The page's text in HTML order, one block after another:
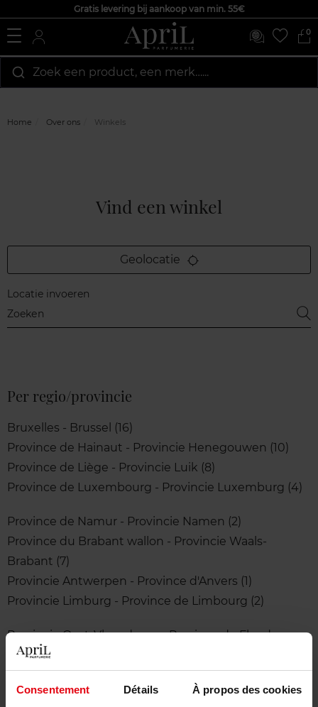
Consentement Détails À propos des cookies
Gratis levering bij aankoop van min. 55€
0
Zoek een product, een merk…...
Home Over ons Winkels
Vind een winkel
Geolocatie
Locatie invoeren
Per regio/provincie
Bruxelles - Brussel (16)
Province de Hainaut - Provincie Henegouwen (10)
Province de Liège - Provincie Luik (8)
Province de Luxembourg - Provincie Luxemburg (4)
Province de Namur - Provincie Namen (2)
Province du Brabant wallon - Provincie Waals-
Brabant (7)
Provincie Antwerpen - Province d'Anvers (1)
Provincie Limburg - Province de Limbourg (2)
Provincie Oost-Vlaanderen - Province de Flandre
orientale (3)
Provincie Vlaams-Brabant - Province du Brabant
flamand (2)